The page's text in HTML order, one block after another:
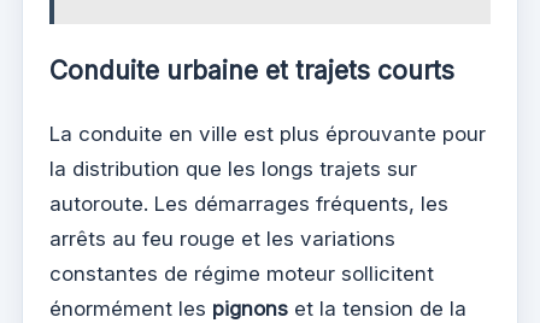
Conduite urbaine et trajets courts
La conduite en ville est plus éprouvante pour
la distribution que les longs trajets sur
autoroute. Les démarrages fréquents, les
arrêts au feu rouge et les variations
constantes de régime moteur sollicitent
énormément les pignons et la tension de la